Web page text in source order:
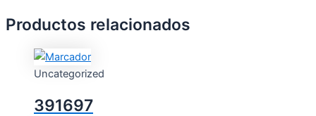
Productos relacionados
Uncategorized
391697